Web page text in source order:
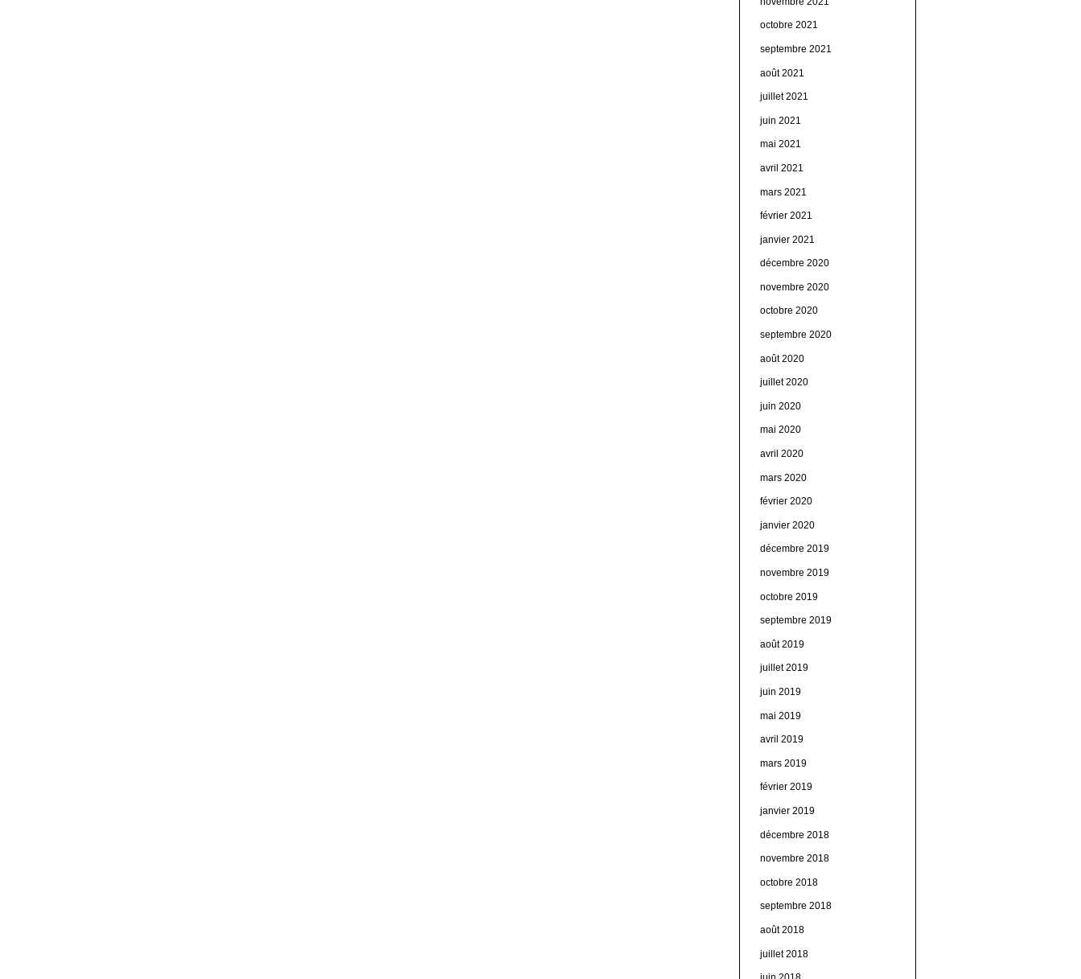
octobre 2021
septembre 2021
août 2021
juillet 2021
juin 2021
mai 2021
avril 2021
mars 2021
février 2021
janvier 2021
décembre 2020
novembre 2020
octobre 2020
septembre 2020
août 2020
juillet 2020
juin 2020
mai 2020
avril 2020
mars 2020
février 2020
janvier 2020
décembre 2019
novembre 2019
octobre 2019
septembre 2019
août 2019
juillet 2019
juin 2019
mai 2019
avril 2019
mars 2019
février 2019
janvier 2019
décembre 2018
novembre 2018
octobre 2018
septembre 2018
août 2018
juillet 2018